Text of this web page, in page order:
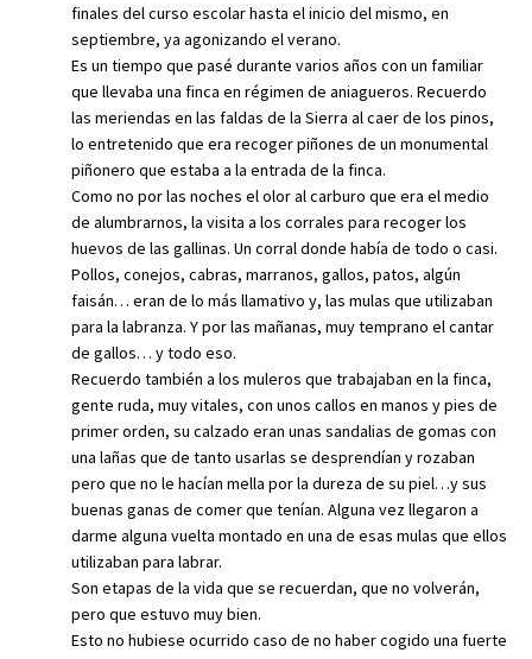
finales del curso escolar hasta el inicio del mismo, en
septiembre, ya agonizando el verano.
Es un tiempo que pasé durante varios años con un familiar
que llevaba una finca en régimen de aniagueros. Recuerdo
las meriendas en las faldas de la Sierra al caer de los pinos,
lo entretenido que era recoger piñones de un monumental
piñonero que estaba a la entrada de la finca.
Como no por las noches el olor al carburo que era el medio
de alumbrarnos, la visita a los corrales para recoger los
huevos de las gallinas. Un corral donde había de todo o casi.
Pollos, conejos, cabras, marranos, gallos, patos, algún
faisán… eran de lo más llamativo y, las mulas que utilizaban
para la labranza. Y por las mañanas, muy temprano el cantar
de gallos… y todo eso.
Recuerdo también a los muleros que trabajaban en la finca,
gente ruda, muy vitales, con unos callos en manos y pies de
primer orden, su calzado eran unas sandalias de gomas con
una lañas que de tanto usarlas se desprendían y rozaban
pero que no le hacían mella por la dureza de su piel…y sus
buenas ganas de comer que tenían. Alguna vez llegaron a
darme alguna vuelta montado en una de esas mulas que ellos
utilizaban para labrar.
Son etapas de la vida que se recuerdan, que no volverán,
pero que estuvo muy bien.
Esto no hubiese ocurrido caso de no haber cogido una fuerte